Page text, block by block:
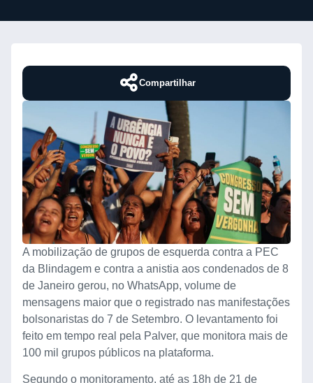
Compartilhar
A mobilização de grupos de esquerda contra a PEC
da Blindagem e contra a anistia aos condenados de 8
de Janeiro gerou, no WhatsApp, volume de
mensagens maior que o registrado nas manifestações
bolsonaristas do 7 de Setembro. O levantamento foi
feito em tempo real pela Palver, que monitora mais de
100 mil grupos públicos na plataforma.
Segundo o monitoramento, até as 18h de 21 de